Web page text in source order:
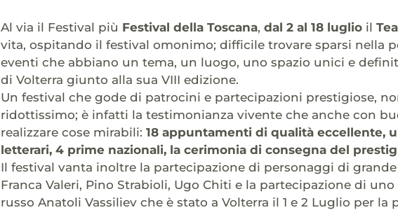
Al via il Festival più Festival della Toscana, dal 2 al 18 luglio il
vita, ospitando il festival omonimo; difficile trovare sparsi nella
eventi che abbiano un tema, un luogo, uno spazio unici e
di Volterra giunto alla sua VIII edizione.
Un festival che gode di patrocini e partecipazioni prestigiose,
ridottissimo; è infatti la testimonianza vivente che anche con
realizzare cose mirabili: 18 appuntamenti di qualità eccellente,
letterari, 4 prime nazionali, la cerimonia di consegna del
Il festival vanta inoltre la partecipazione di personaggi di grande
Franca Valeri, Pino Strabioli, Ugo Chiti e la partecipazione di
russo Anatoli Vassiliev che è stato a Volterra il 1 e 2 Luglio per